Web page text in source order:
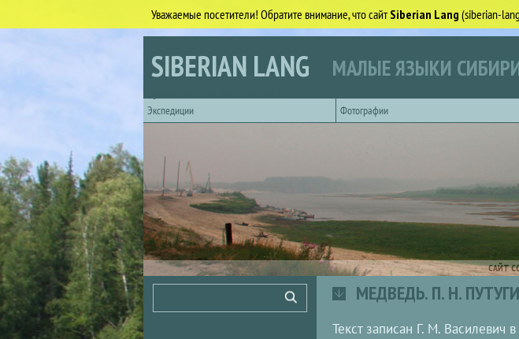
Уважаемые посетители! Обратите внимание, что сайтSiberian Lang (siberian-
SIBERIAN LANG МАЛЫЕ ЯЗЫКИ
Экспедиции
Фотографии
САЙТ
МЕДВЕДЬ. П. Н.
Текст записан Г. М. Василевич
Поиск